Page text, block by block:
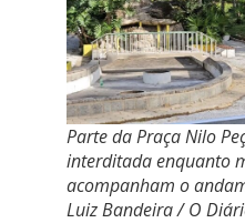
Parte da Praça Nilo
interditada enquanto
acompanham o
Luiz Bandeira / O